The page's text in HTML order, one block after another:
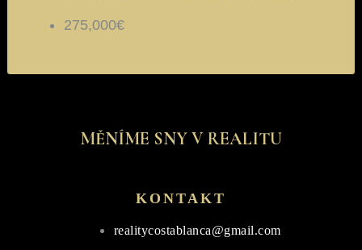
275,000€
MĚNÍME SNY V REALITU
KONTAKT
realitycostablanca@gmail.com